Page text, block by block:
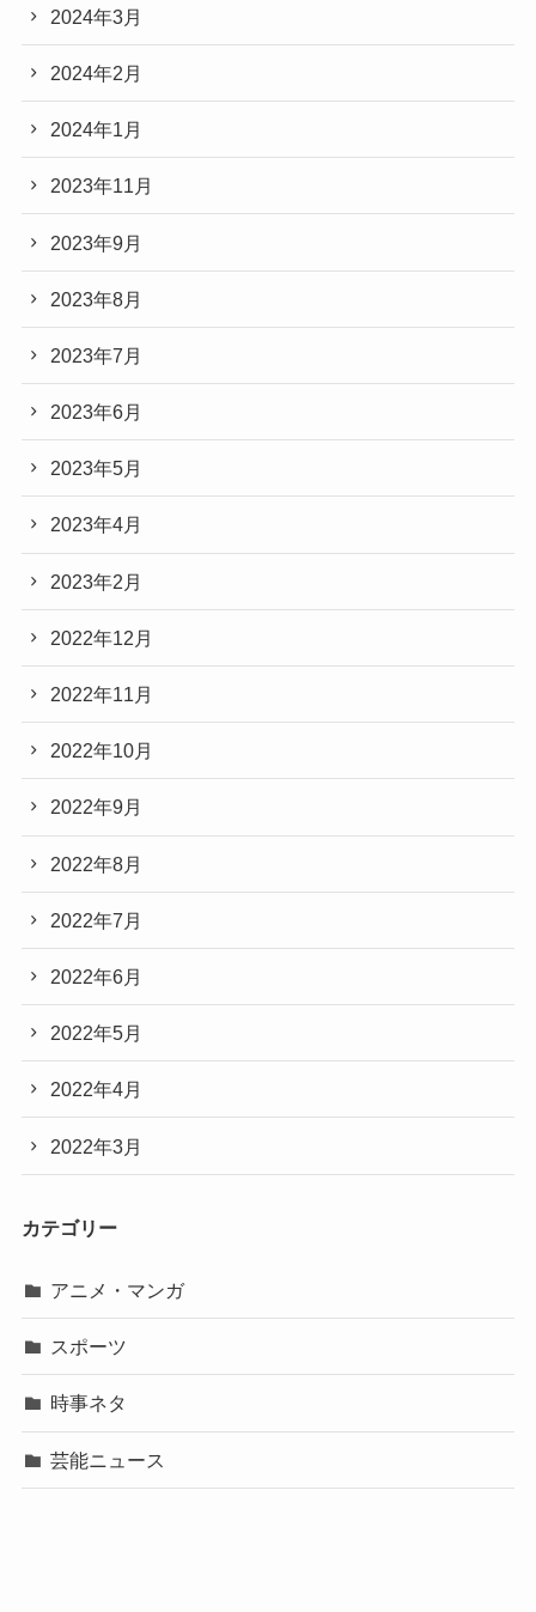
2024年3月
2024年2月
2024年1月
2023年11月
2023年9月
2023年8月
2023年7月
2023年6月
2023年5月
2023年4月
2023年2月
2022年12月
2022年11月
2022年10月
2022年9月
2022年8月
2022年7月
2022年6月
2022年5月
2022年4月
2022年3月
カテゴリー
アニメ・マンガ
スポーツ
時事ネタ
芸能ニュース